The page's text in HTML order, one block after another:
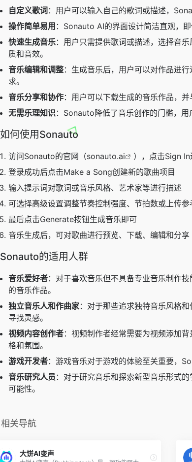
自定义歌词 ：用户可以输入自己的歌词或描述，
操作简单易用 ：Sonauto AI的界面设计简洁直观，
快速生成音乐：用户只需提供歌词或描述，选择音
质和音效。
音乐编辑和调整：生成音乐后，用户可以对作品进
求。
音乐分享和协作：用户可以下载生成的音乐作品，
无需乐理知识：Sonauto降低了音乐创作的门槛，用
如何使用Sonauto
访问Sonauto的官网（sonauto.ai
），点击Sign In
登录成功后点击Make a Song创建新的歌曲项目
输入提示词对歌词或音乐风格、艺术家等进行描述
可选择高级设置调整节奏控制强度、节拍数或上传参
最后点击Generate按钮生成音乐即可
音乐生成后，可对歌曲进行预览、下载、编辑和分享
Sonauto的适用人群
音乐爱好者：对于喜欢音乐但不具备专业音乐制作
的音乐作品。
独立音乐人和作曲家：对于那些追求独特音乐风格
寻找灵感。
视频内容创作者：视频制作者经常需要为视频添加
格和氛围。
游戏开发者：游戏音乐对于游戏的体验至关重要，
音乐研究人员 ：对于研究音乐和探索新型音乐形式
可能性。
相关导航
大饼AI变声